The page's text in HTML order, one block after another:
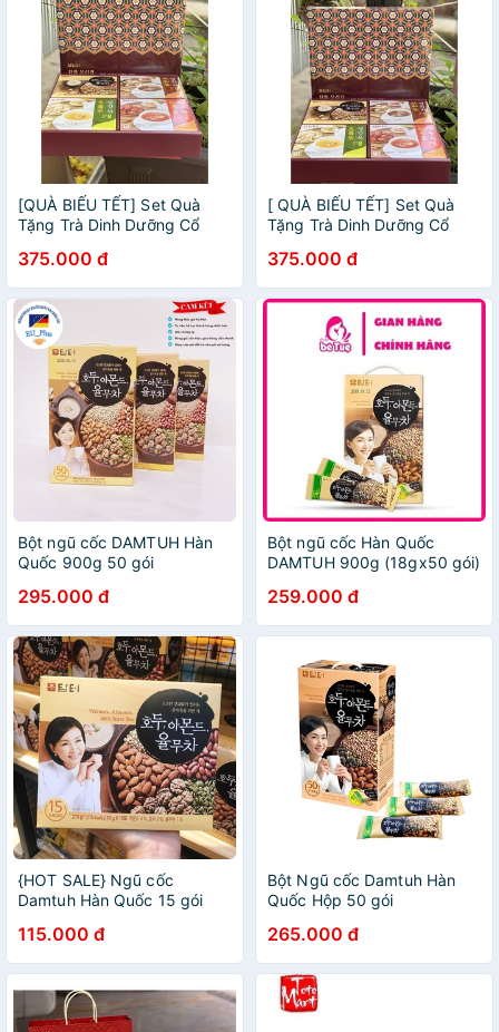
[QUÀ BIẾU TẾT] Set Quà
Tặng Trà Dinh Dưỡng Cổ
Kèm Bột Ngũ Cốc Damtuh
Hàn Quốc
375.000 đ
[ QUÀ BIẾU TẾT] Set Quà
Tặng Trà Dinh Dưỡng Cổ
Kèm Bột Ngũ Cốc Damtuh
Hàn Quốc
375.000 đ
Bột ngũ cốc DAMTUH Hàn
Quốc 900g 50 gói
295.000 đ
Bột ngũ cốc Hàn Quốc
DAMTUH 900g (18gx50 gói)
259.000 đ
{HOT SALE} Ngũ cốc
Damtuh Hàn Quốc 15 gói
115.000 đ
Bột Ngũ cốc Damtuh Hàn
Quốc Hộp 50 gói
265.000 đ